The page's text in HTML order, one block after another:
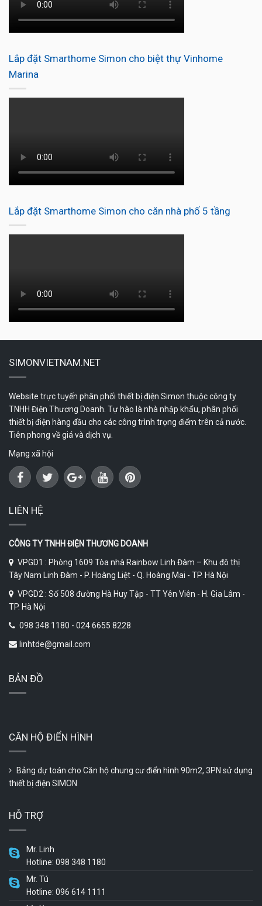
Lắp đặt Smarthome Simon cho biệt thự Vinhome
Marina
Lắp đặt Smarthome Simon cho căn nhà phố 5 tầng
SIMONVIETNAM.NET
Website trực tuyến phân phối thiết bị điện Simon thuộc công ty
TNHH Điện Thương Doanh. Tự hào là nhà nhập khẩu, phân phối
thiết bị điện hàng đầu cho các công trình trọng điểm trên cả nước.
Tiên phong về giá và dịch vụ.
Mạng xã hội
LIÊN HỆ
CÔNG TY TNHH ĐIỆN THƯƠNG DOANH
VPGD1 : Phòng 1609 Tòa nhà Rainbow Linh Đàm – Khu đô thị
Tây Nam Linh Đàm - P. Hoàng Liệt - Q. Hoàng Mai - TP. Hà Nội
VPGD2 : Số 508 đường Hà Huy Tập - TT Yên Viên - H. Gia Lâm -
TP. Hà Nội
098 348 1180 - 024 6655 8228
linhtde@gmail.com
BẢN ĐỒ
CĂN HỘ ĐIỂN HÌNH
Bảng dự toán cho Căn hộ chung cư điển hình 90m2, 3PN sử dụng
thiết bị điện SIMON
HỖ TRỢ
Mr. Linh
Hotline: 098 348 1180
Mr. Tú
Hotline: 096 614 1111